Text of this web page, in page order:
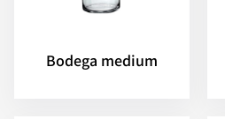
Bodega medium